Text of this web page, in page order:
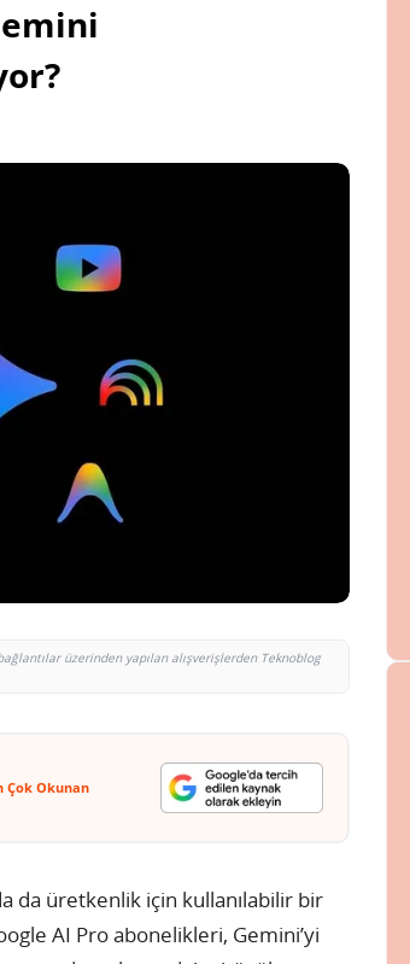
üzerinden yapılan alışverişlerden Teknoblog
Çok Okunan
da üretkenlik için kullanılabilir bir
AI Pro abonelikleri, Gemini’yi